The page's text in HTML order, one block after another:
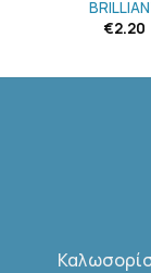
€2.20